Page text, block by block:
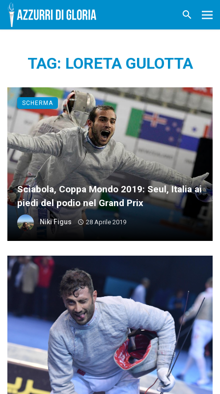
TAG: LORETA GULOTTA
Sciabola, Coppa Mondo 2019: Seul, Italia ai
piedi del podio nel Grand Prix
Niki Figus 28 Aprile 2019
SCHERMA